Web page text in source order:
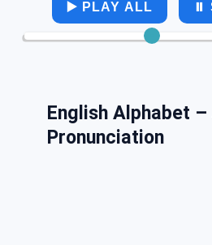
▶️ PLAY ALL ⏸️
English Alphabet
Pronunciation